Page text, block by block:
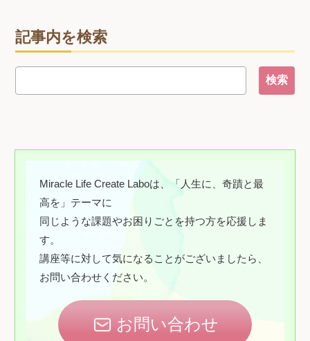
記事内を検索
Miracle Life Create Laboは、「人生に、奇蹟と最
高を」テーマに
同じような課題やお困りごとを持つ方を応援しま
す。
講座等に対して気になることがございましたら、
お問い合わせください。
お問い合わせ